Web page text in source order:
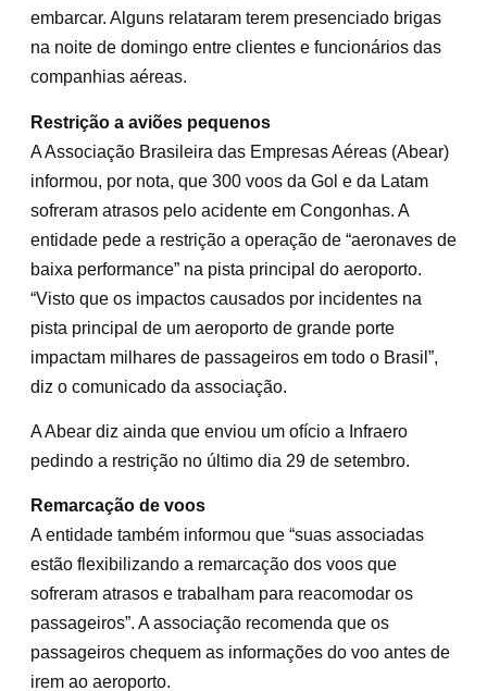
embarcar. Alguns relataram terem presenciado brigas
na noite de domingo entre clientes e funcionários das
companhias aéreas.
Restrição a aviões pequenos
A Associação Brasileira das Empresas Aéreas (Abear)
informou, por nota, que 300 voos da Gol e da Latam
sofreram atrasos pelo acidente em Congonhas. A
entidade pede a restrição a operação de “aeronaves de
baixa performance” na pista principal do aeroporto.
“Visto que os impactos causados por incidentes na
pista principal de um aeroporto de grande porte
impactam milhares de passageiros em todo o Brasil”,
diz o comunicado da associação.
A Abear diz ainda que enviou um ofício a Infraero
pedindo a restrição no último dia 29 de setembro.
Remarcação de voos
A entidade também informou que “suas associadas
estão flexibilizando a remarcação dos voos que
sofreram atrasos e trabalham para reacomodar os
passageiros”. A associação recomenda que os
passageiros chequem as informações do voo antes de
irem ao aeroporto.